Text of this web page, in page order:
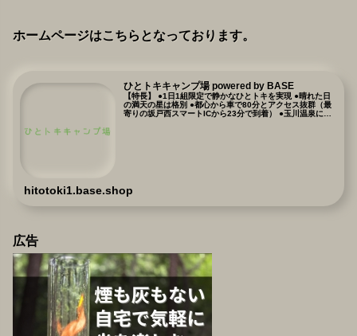
ホームページはこちらとなっております。
ひとトキキャンプ場 powered by BASE
【特長】 ●1日1組限定で静かなひとトキを実現 ●晴れた日
の満天の星は格別 ●都心から車で80分とアクセス抜群（最
寄りの坂戸西スマートICから23分で到着） ●玉川温泉に最
hitotoki1.base.shop
広告